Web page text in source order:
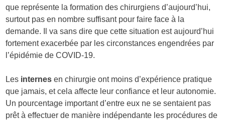
que représente la formation des chirurgiens d’aujourd’hui,
surtout pas en nombre suffisant pour faire face à la
demande. Il va sans dire que cette situation est aujourd’hui
fortement exacerbée par les circonstances engendrées par
l’épidémie de COVID-19.
Les internes en chirurgie ont moins d’expérience pratique
que jamais, et cela affecte leur confiance et leur autonomie.
Un pourcentage important d’entre eux ne se sentaient pas
prêt à effectuer de manière indépendante les procédures de